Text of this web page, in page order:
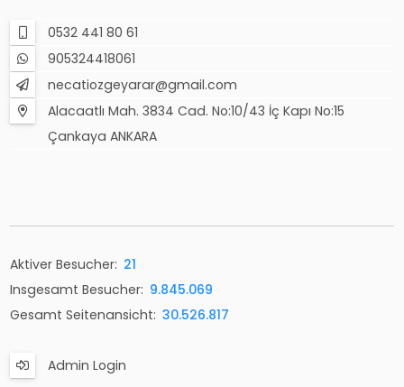
0532 441 80 61
905324418061
necatiozgeyarar@gmail.com
Alacaatlı Mah. 3834 Cad. No:10/43 İç Kapı No:15
Çankaya ANKARA
Aktiver Besucher: 21
Insgesamt Besucher: 9.845.069
Gesamt Seitenansicht: 30.526.817
Admin Login